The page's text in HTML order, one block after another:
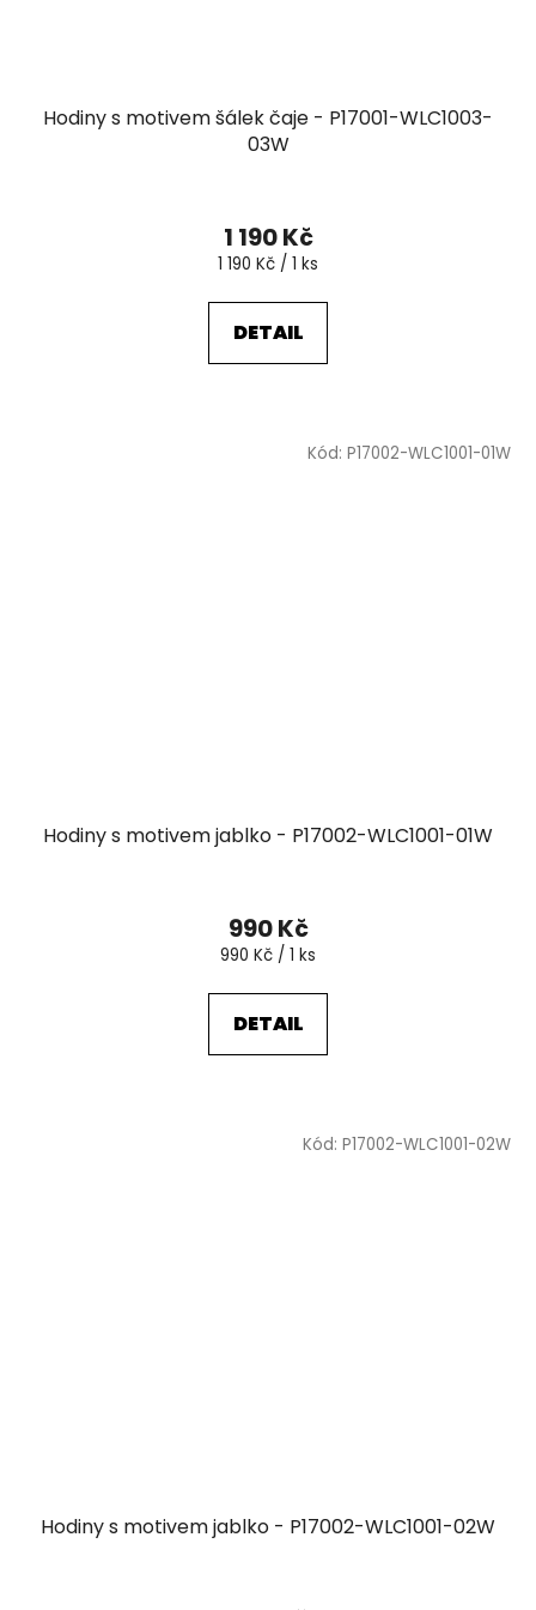
Hodiny s motivem šálek čaje - P17001-WLC1003-
03W
1 190 Kč
Měrná
1 190 Kč / 1 ks
DETAIL
Hodiny s motivem jablko - P17002-WLC1001-01W
990 Kč
Měrná
990 Kč / 1 ks
DETAIL
Kód: P17002-WLC1001-01W
Hodiny s motivem jablko - P17002-WLC1001-02W
Kód: P17002-WLC1001-02W